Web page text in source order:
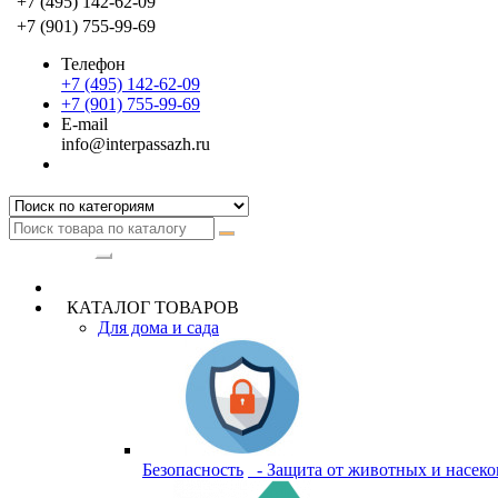
+7 (901) 755-99-69
Телефон
+7 (495) 142-62-09
+7 (901) 755-99-69
E-mail
info@interpassazh.ru
КАТАЛОГ ТОВАРОВ
Для дома и сада
Безопасность - Защита от животных и